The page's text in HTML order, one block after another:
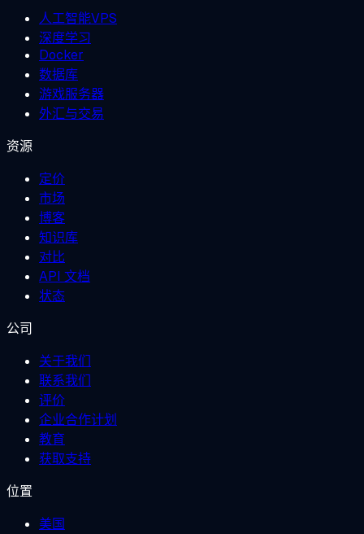
人工智能VPS
深度学习
Docker
数据库
游戏服务器
外汇与交易
资源
定价
市场
博客
知识库
对比
API 文档
状态
公司
关于我们
联系我们
评价
企业合作计划
教育
获取支持
位置
美国